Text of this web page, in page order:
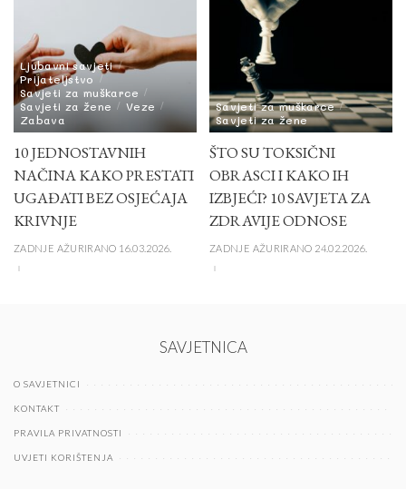
Ljubavni savjeti
Prijateljstvo
Savjeti za muškarce
Savjeti za žene
Veze
Zabava
10 JEDNOSTAVNIH
NAČINA KAKO PRESTATI
UGAĐATI BEZ OSJEĆAJA
KRIVNJE
ZADNJE AŽURIRANO 16.03.2026.
Savjeti za muškarce
Savjeti za žene
ŠTO SU TOKSIČNI
OBRASCI I KAKO IH
IZBJEĆI? 10 SAVJETA ZA
ZDRAVIJE ODNOSE
ZADNJE AŽURIRANO 24.02.2026.
SAVJETNICA
O SAVJETNICI
KONTAKT
PRAVILA PRIVATNOSTI
UVJETI KORIŠTENJA